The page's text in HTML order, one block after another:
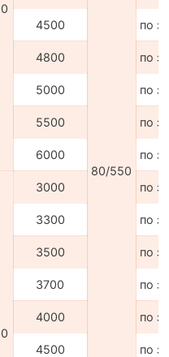
80/550
4500 по
4800 по
5000 по
5500 по
6000 по
3000 по
3300 по
3500 по
3700 по
4000 по
4500 по